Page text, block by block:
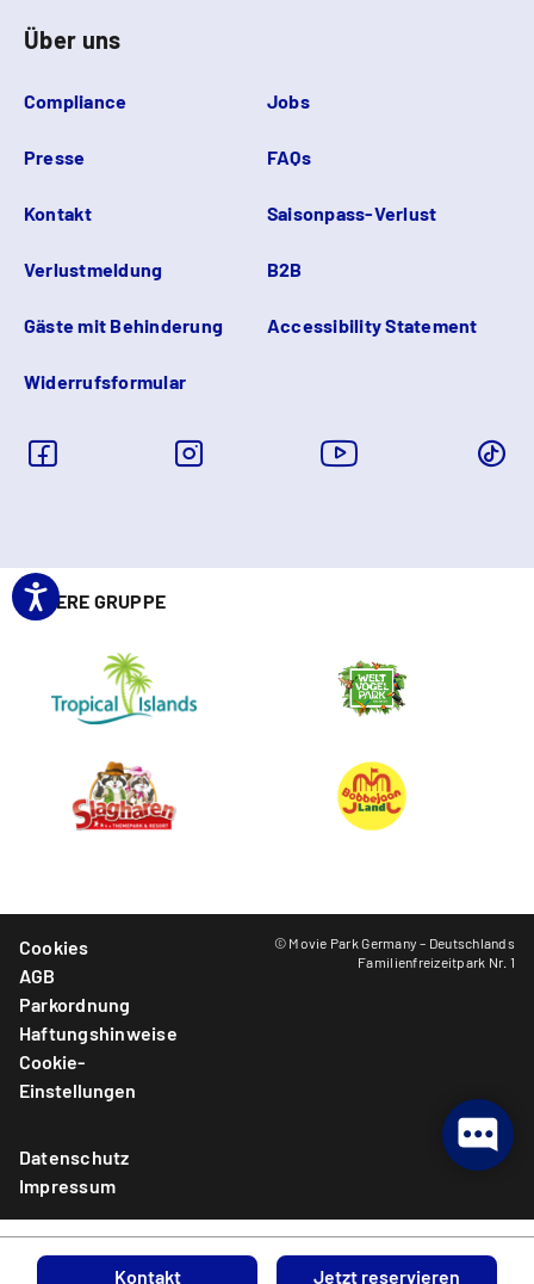
Kontakt Jetzt reservieren
Über uns
Compliance Jobs
Presse FAQs
Kontakt Saisonpass-Verlust
Verlustmeldung B2B
Gäste mit Behinderung Accessibility Statement
Widerrufsformular
UNSERE GRUPPE
Cookies
AGB
Parkordnung
Haftungshinweise
Cookie-
Einstellungen
© Movie Park Germany – Deutschlands
Familienfreizeitpark Nr. 1
Datenschutz
Impressum